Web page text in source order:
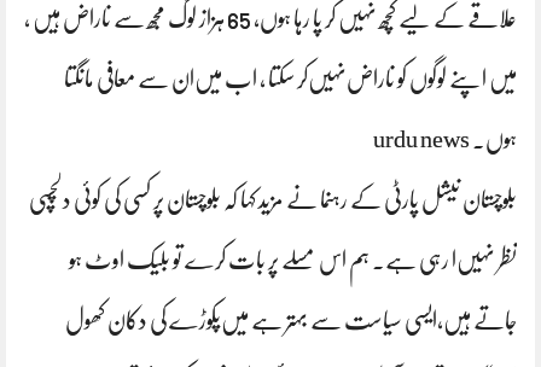
علاقے کے لیے کچھ نہیں کر پا رہا ہوں‌، 65 ہزاز لوگ مجھ سے ناراض ہیں ،
میں اپنے لوگوں کو ناراض‌نہیں‌کر سکتا ، اب میں‌ان سے معافی مانگتا
ہوں. urdu news
بلوچستان نیشل پارٹی کے رہنما نے مزید کہا کہ بلوچستان پر کسی کی کوئی دلچسپی
نظر نہیں‌ا رہی ہے. ہم اس مسلے پر بات کرے تو بلیک اوٹ ہو
جاتے ہیں،ایسی سیاست سے بہتر ہے میں‌پکوڑے کی دکان کھول